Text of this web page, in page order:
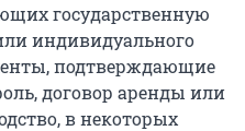
государственную
индивидуального
подтверждающие
договор аренды или
в некоторых